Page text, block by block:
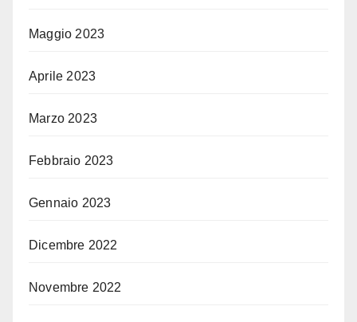
Maggio 2023
Aprile 2023
Marzo 2023
Febbraio 2023
Gennaio 2023
Dicembre 2022
Novembre 2022